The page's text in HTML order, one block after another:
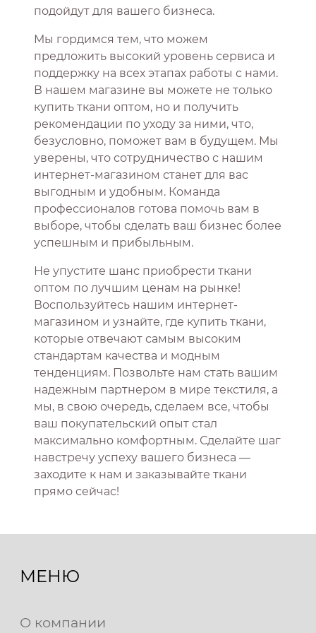
подойдут для вашего бизнеса.
Мы гордимся тем, что можем
предложить высокий уровень сервиса и
поддержку на всех этапах работы с нами.
В нашем магазине вы можете не только
купить ткани оптом, но и получить
рекомендации по уходу за ними, что,
безусловно, поможет вам в будущем. Мы
уверены, что сотрудничество с нашим
интернет-магазином станет для вас
выгодным и удобным. Команда
профессионалов готова помочь вам в
выборе, чтобы сделать ваш бизнес более
успешным и прибыльным.
Не упустите шанс приобрести ткани
оптом по лучшим ценам на рынке!
Воспользуйтесь нашим интернет-
магазином и узнайте, где купить ткани,
которые отвечают самым высоким
стандартам качества и модным
тенденциям. Позвольте нам стать вашим
надежным партнером в мире текстиля, а
мы, в свою очередь, сделаем все, чтобы
ваш покупательский опыт стал
максимально комфортным. Сделайте шаг
навстречу успеху вашего бизнеса —
заходите к нам и заказывайте ткани
прямо сейчас!
МЕНЮ
О компании